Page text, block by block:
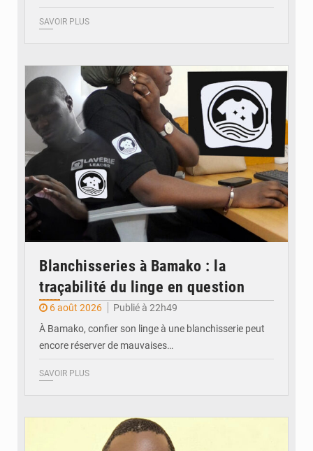
SAVOIR PLUS
Blanchisseries à Bamako : la
traçabilité du linge en question
6 août 2026
Publié à 22h49
À Bamako, confier son linge à une blanchisserie peut
encore réserver de mauvaises…
SAVOIR PLUS